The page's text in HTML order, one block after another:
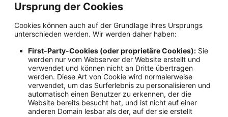
Ursprung der Cookies
Cookies können auch auf der Grundlage ihres Ursprungs
unterschieden werden. Wir werden daher haben:
First-Party-Cookies (oder proprietäre Cookies): Sie
werden nur vom Webserver der Website erstellt und
verwendet und können nicht an Dritte übertragen
werden. Diese Art von Cookie wird normalerweise
verwendet, um das Surferlebnis zu personalisieren und
automatisch einen Benutzer zu erkennen, der die
Website bereits besucht hat, und ist nicht auf einer
anderen Domain lesbar als der, auf der sie erstellt